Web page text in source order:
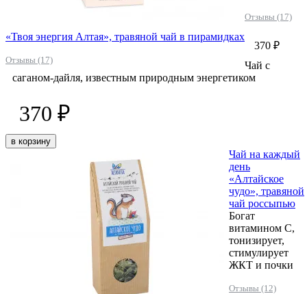
«Твоя энергия Алтая», травяной чай в пирамидках
Отзывы (17)
Отзывы (17)
370 ₽
Чай с
саганом-дайля, известным природным энергетиком
370 ₽
в корзину
Чай на каждый
день
«Алтайское
чудо», травяной
чай россыпью
Богат
витамином С,
тонизирует,
стимулирует
ЖКТ и почки
Отзывы (12)